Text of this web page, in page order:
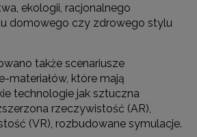
ekologii, racjonalnego
domowego czy zdrowego stylu
także scenariusze
materiałów, które mają
technologie jak sztuczna
rzeczywistość (AR),
(VR), rozbudowane symulacje.